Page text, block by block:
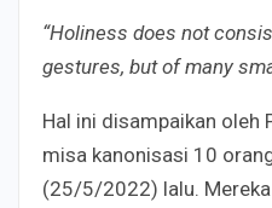
“Holiness does not
gestures, but of many
Hal ini disampaikan oleh
misa kanonisasi 10
(25/5/2022) lalu.